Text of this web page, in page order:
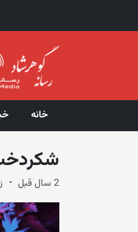
خانه
2 سال قبل